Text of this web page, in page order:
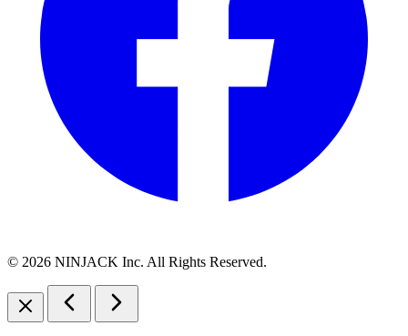
© 2026 NINJACK Inc. All Rights Reserved.